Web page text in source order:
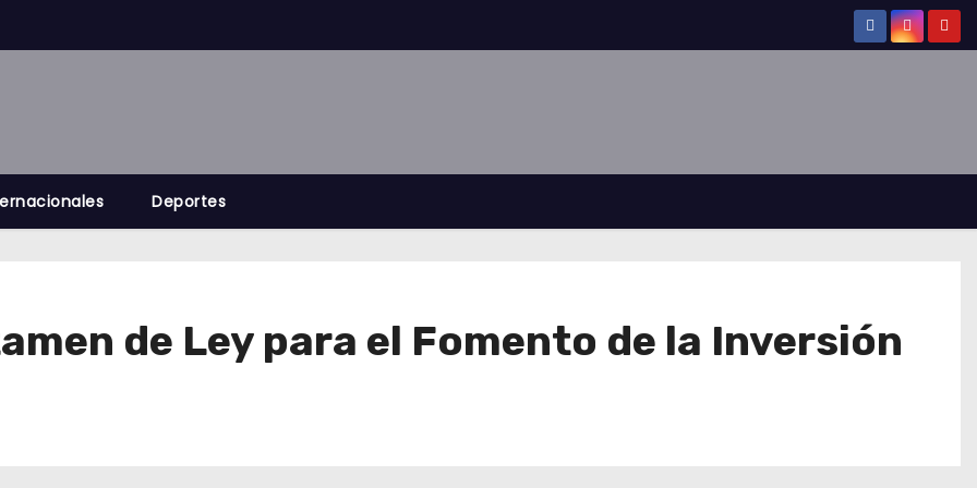
Deportes
de Ley para el Fomento de la Inversión